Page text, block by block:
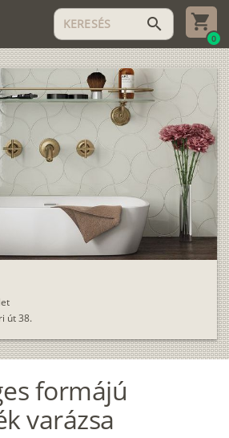
search
0
út 38.
formájú
varázsa